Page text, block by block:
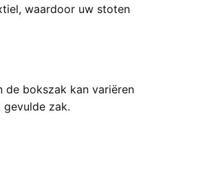
waardoor uw stoten
de bokszak kan variëren
zak.